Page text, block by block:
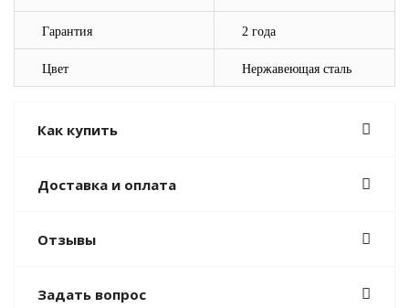
Гарантия 2 года
Цвет Нержавеющая сталь
Как купить
Доставка и оплата
Отзывы
Задать вопрос